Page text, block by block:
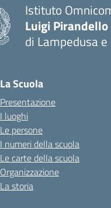
Istituto
Luigi Pirandello
di Lampedusa e
La Scuola
Presentazione
I luoghi
Le persone
I numeri della scuola
Le carte della scuola
Organizzazione
La storia